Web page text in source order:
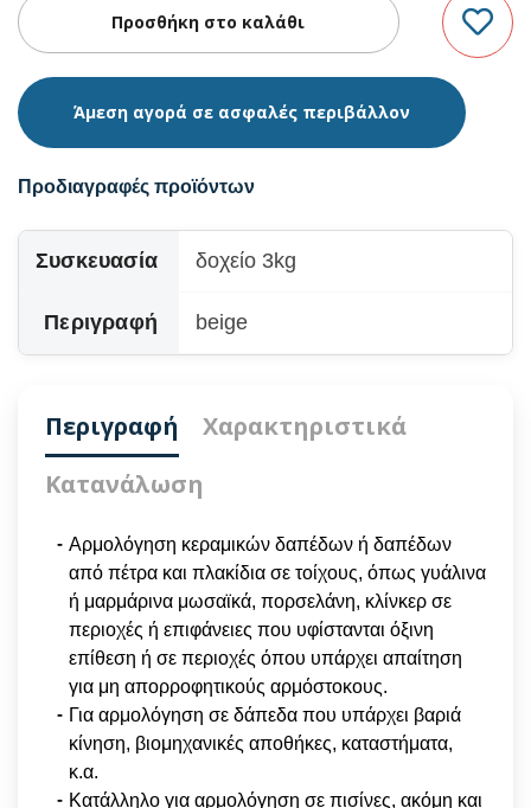
Άμεση αγορά σε ασφαλές περιβάλλον
Προδιαγραφές προϊόντων
Συσκευασία δοχείο 3kg
Περιγραφή beige
Περιγραφή
Χαρακτηριστικά
Κατανάλωση
Αρμολόγηση κεραμικών δαπέδων ή δαπέδων
από πέτρα και πλακίδια σε τοίχους, όπως γυάλινα
ή μαρμάρινα μωσαϊκά, πορσελάνη, κλίνκερ σε
περιοχές ή επιφάνειες που υφίστανται όξινη
επίθεση ή σε περιοχές όπου υπάρχει απαίτηση
για μη απορροφητικούς αρμόστοκους.
Για αρμολόγηση σε δάπεδα που υπάρχει βαριά
κίνηση, βιομηχανικές αποθήκες, καταστήματα,
κ.α.
Κατάλληλο για αρμολόγηση σε πισίνες, ακόμη και